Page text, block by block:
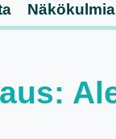
Näkökulmia